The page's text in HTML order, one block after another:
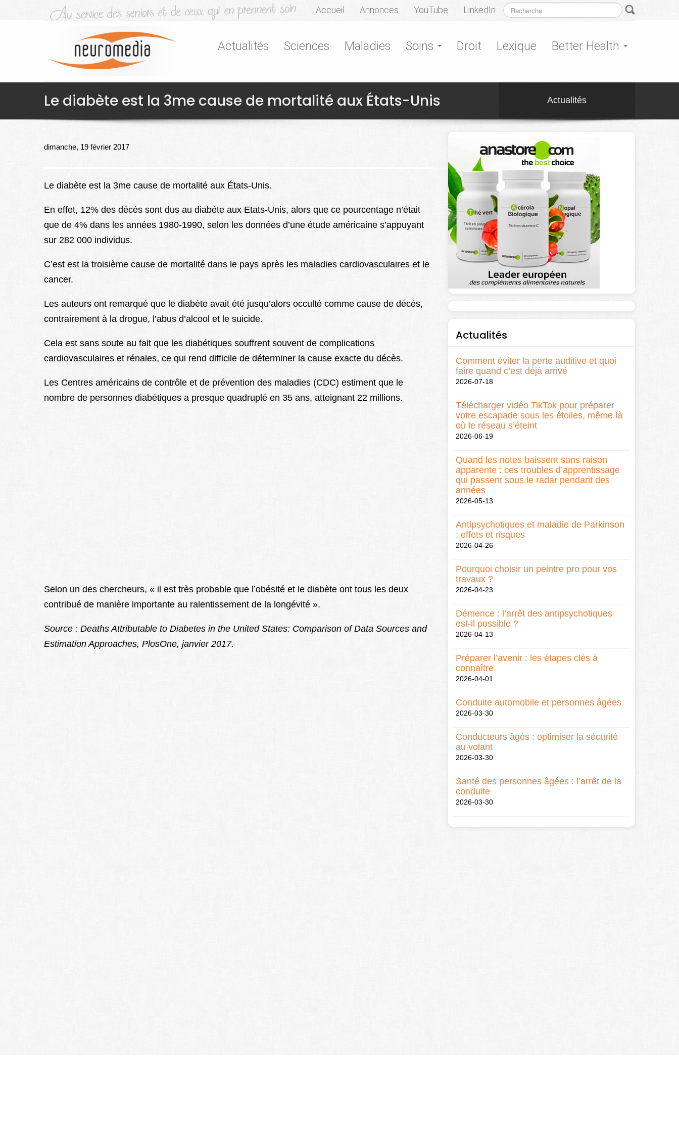
Accueil Annonces YouTube LinkedIn
Actualités Sciences Maladies Soins Droit Lexique Better Health
Le diabète est la 3me cause de mortalité aux États-Unis Actualités
dimanche, 19 février 2017
Le diabète est la 3me cause de mortalité aux États-Unis.
En effet, 12% des décès sont dus au diabète aux Etats-Unis, alors que ce pourcentage n’était
que de 4% dans les années 1980-1990, selon les données d’une étude américaine s’appuyant
sur 282 000 individus.
C’est est la troisième cause de mortalité dans le pays après les maladies cardiovasculaires et le
cancer.
Les auteurs ont remarqué que le diabète avait été jusqu’alors occulté comme cause de décès,
contrairement à la drogue, l’abus d’alcool et le suicide.
Cela est sans soute au fait que les diabétiques souffrent souvent de complications
cardiovasculaires et rénales, ce qui rend difficile de déterminer la cause exacte du décès.
Les Centres américains de contrôle et de prévention des maladies (CDC) estiment que le
nombre de personnes diabétiques a presque quadruplé en 35 ans, atteignant 22 millions.
Selon un des chercheurs, « il est très probable que l’obésité et le diabète ont tous les deux
contribué de manière importante au ralentissement de la longévité ».
Source : Deaths Attributable to Diabetes in the United States: Comparison of Data Sources and
Estimation Approaches, PlosOne, janvier 2017.
Actualités
Comment éviter la perte auditive et quoi
faire quand c’est déjà arrivé
2026-07-18
Télécharger vidéo TikTok pour préparer
votre escapade sous les étoiles, même là
où le réseau s’éteint
2026-06-19
Quand les notes baissent sans raison
apparente : ces troubles d’apprentissage
qui passent sous le radar pendant des
années
2026-05-13
Antipsychotiques et maladie de Parkinson
: effets et risques
2026-04-26
Pourquoi choisir un peintre pro pour vos
travaux ?
2026-04-23
Démence : l’arrêt des antipsychotiques
est-il possible ?
2026-04-13
Préparer l’avenir : les étapes clés à
connaître
2026-04-01
Conduite automobile et personnes âgées
2026-03-30
Conducteurs âgés : optimiser la sécurité
au volant
2026-03-30
Santé des personnes âgées : l’arrêt de la
conduite
2026-03-30